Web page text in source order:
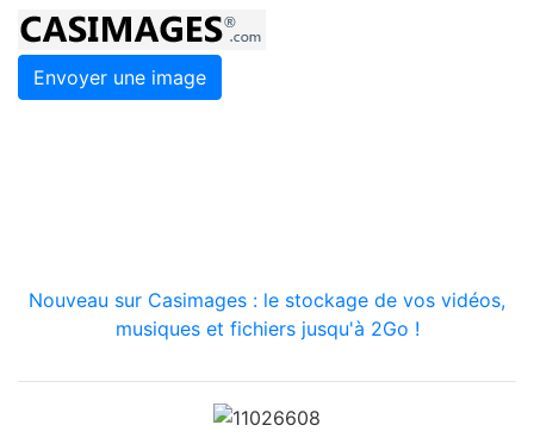
Envoyer une image
Nouveau sur Casimages : le stockage de vos vidéos,
musiques et fichiers jusqu'à 2Go !